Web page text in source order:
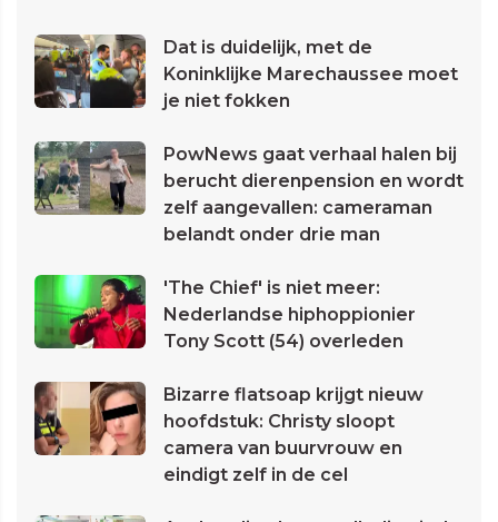
Dat is duidelijk, met de
Koninklijke Marechaussee moet
je niet fokken
PowNews gaat verhaal halen bij
berucht dierenpension en wordt
zelf aangevallen: cameraman
belandt onder drie man
'The Chief' is niet meer:
Nederlandse hiphoppionier
Tony Scott (54) overleden
Bizarre flatsoap krijgt nieuw
hoofdstuk: Christy sloopt
camera van buurvrouw en
eindigt zelf in de cel